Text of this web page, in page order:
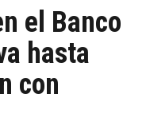
el Banco
hasta
con